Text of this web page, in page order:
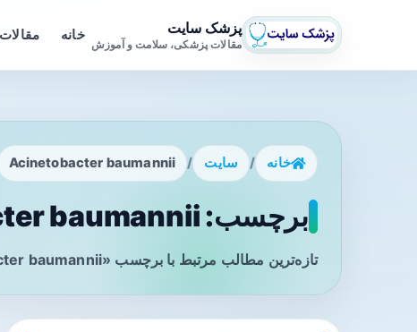
پزشک سایت
مقالات پزشکی، سلامت و آموزش
خانه
خانه / سایت /
Acinetobacter baumannii
برچسب: Acinetobacter baumannii - صفحه 1
تازه‌ترین مطالب مرتبط با برچسب «Acinetobacter baumannii» را در این صفحه مشاهده می‌کنید.